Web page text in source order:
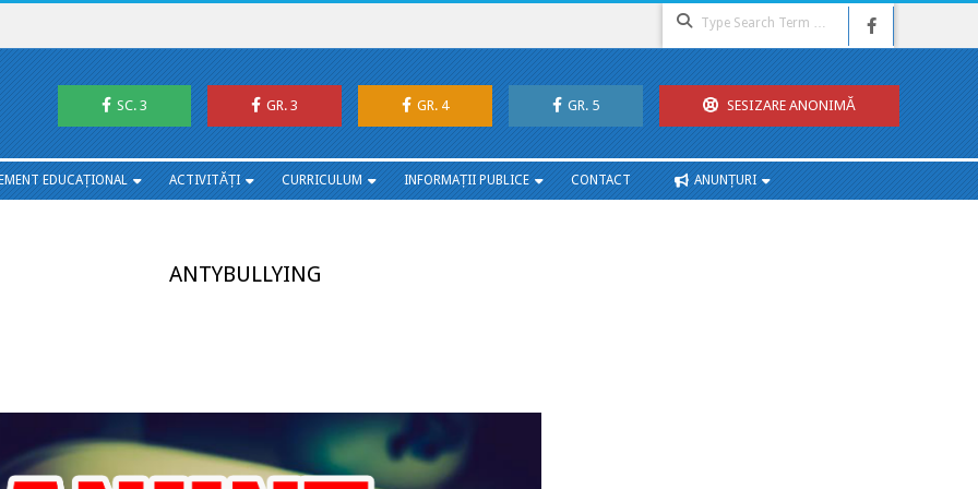
Search
SESIZARE ANONIMĂ
GR. 5
GR. 4
GR. 3
SC. 3
EDUCAȚIONAL ACTIVITĂȚI CURRICULUM INFORMAȚII PUBLICE CONTACT ANUNȚURI
ANTYBULLYING